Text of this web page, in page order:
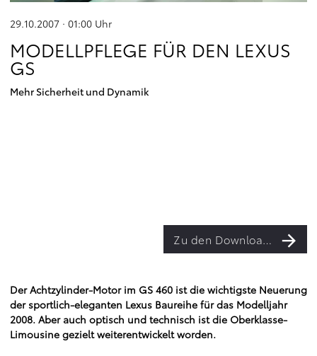
29.10.2007 · 01:00 Uhr
MODELLPFLEGE FÜR DEN LEXUS
GS
Mehr Sicherheit und Dynamik
Zu den Downloads
Der Achtzylinder-Motor im GS 460 ist die wichtigste Neuerung
der sportlich-eleganten Lexus Baureihe für das Modelljahr
2008. Aber auch optisch und technisch ist die Oberklasse-
Limousine gezielt weiterentwickelt worden.